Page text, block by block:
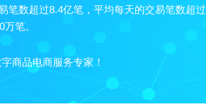
笔数超过8.4亿笔，平均每天的交易笔数超过
万笔。
商品电商服务专家！